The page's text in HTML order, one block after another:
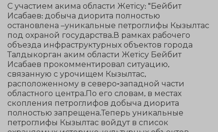
С участием акима области Жетісу: "Бейбит
Исабаев: добыча диорита полностью
остановлена –уникальные петроглифы Кызылтас
под охраной государства.В рамках рабочего
объезда инфраструктурных объектов города
Талдыкорган аким области Жетісу Бейбит
Исабаев прокомментировал ситуацию,
связанную с урочищем Кызылтас,
расположенному в северо-западной части
областного центра.По его словам, в местах
скопления петроглифов добыча диорита
полностью запрещена.Теперь уникальные
петроглифы Кызылтас войдут в список